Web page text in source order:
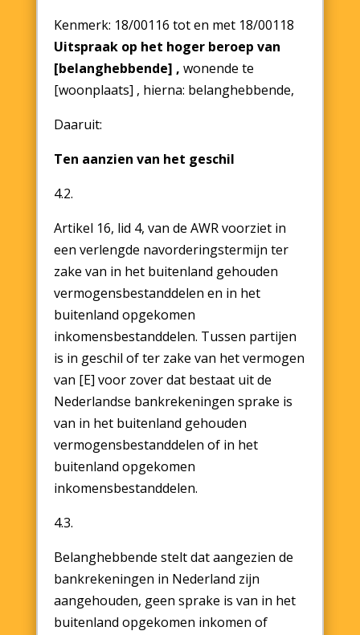
Kenmerk: 18/00116 tot en met 18/00118
Uitspraak op het hoger beroep van
[belanghebbende] , wonende te
[woonplaats] , hierna: belanghebbende,
Daaruit:
Ten aanzien van het geschil
4.2.
Artikel 16, lid 4, van de AWR voorziet in
een verlengde navorderingstermijn ter
zake van in het buitenland gehouden
vermogensbestanddelen en in het
buitenland opgekomen
inkomensbestanddelen. Tussen partijen
is in geschil of ter zake van het vermogen
van [E] voor zover dat bestaat uit de
Nederlandse bankrekeningen sprake is
van in het buitenland gehouden
vermogensbestanddelen of in het
buitenland opgekomen
inkomensbestanddelen.
4.3.
Belanghebbende stelt dat aangezien de
bankrekeningen in Nederland zijn
aangehouden, geen sprake is van in het
buitenland opgekomen inkomen of